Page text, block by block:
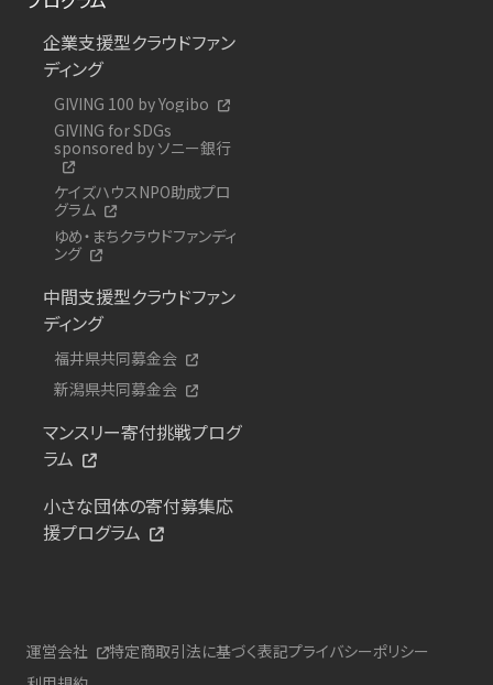
企業支援型クラウドファン
ディング
GIVING 100 by Yogibo
GIVING for SDGs
sponsored by ソニー銀行
ケイズハウスNPO助成プロ
グラム
ゆめ・まちクラウドファンディ
ング
中間支援型クラウドファン
ディング
福井県共同募金会
新潟県共同募金会
マンスリー寄付挑戦プログ
ラム
小さな団体の寄付募集応
援プログラム
運営会社 特定商取引法に基づく表記プライバシーポリシー